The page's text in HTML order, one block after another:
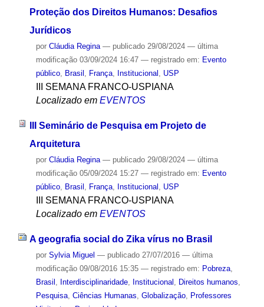
Proteção dos Direitos Humanos: Desafios
Jurídicos
por Cláudia Regina — publicado29/08/2024 — última
modificação03/09/2024 16:47 — registrado em: Evento
público, Brasil , França, Institucional , USP
III SEMANA FRANCO-USPIANA
Localizado em EVENTOS
III Seminário de Pesquisa em Projeto de
Arquitetura
por Cláudia Regina — publicado29/08/2024 — última
modificação05/09/2024 15:27 — registrado em: Evento
público, Brasil , França, Institucional , USP
III SEMANA FRANCO-USPIANA
Localizado em EVENTOS
A geografia social do Zika vírus no Brasil
por Sylvia Miguel — publicado27/07/2016 — última
modificação09/08/2016 15:35 — registrado em: Pobreza,
Brasil
Interdisciplinaridade, Institucional Direitos humanos
Pesquisa, Ciências Humanas Globalização, Professores